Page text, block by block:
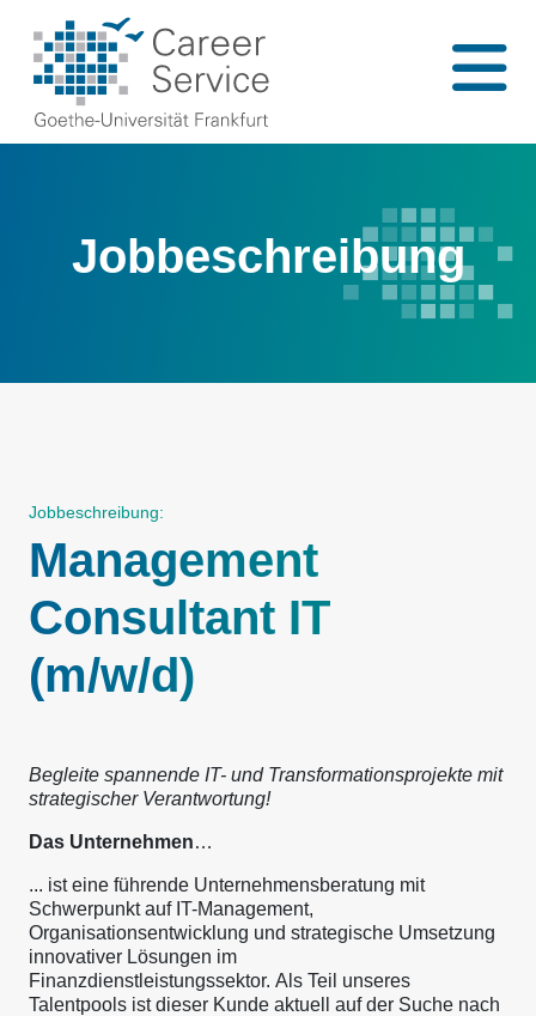
Jobbeschreibung
Jobbeschreibung:
Management
Consultant IT
(m/w/d)
Begleite spannende IT- und Transformationsprojekte mit
strategischer Verantwortung!
Das Unternehmen…
... ist eine führende Unternehmensberatung mit
Schwerpunkt auf IT-Management,
Organisationsentwicklung und strategische Umsetzung
innovativer Lösungen im
Finanzdienstleistungssektor. Als Teil unseres
Talentpools ist dieser Kunde aktuell auf der Suche nach